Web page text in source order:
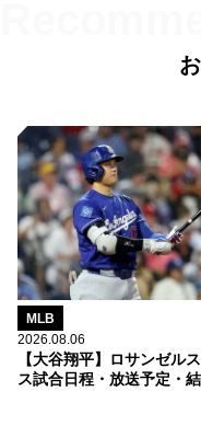
MLB
2026.08.06
【大谷翔平】ロサンゼル
ス試合日程・放送予定・